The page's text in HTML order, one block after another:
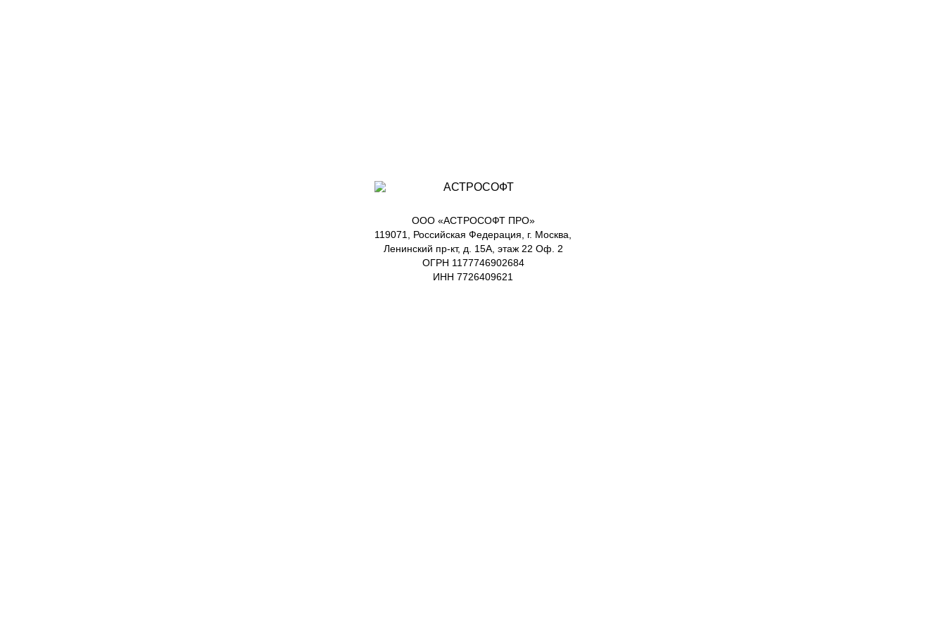
ООО «АСТРОСОФТ ПРО»
119071, Российская Федерация, г. Москва,
Ленинский пр-кт, д. 15А, этаж 22 Оф. 2
ОГРН 1177746902684
ИНН 7726409621